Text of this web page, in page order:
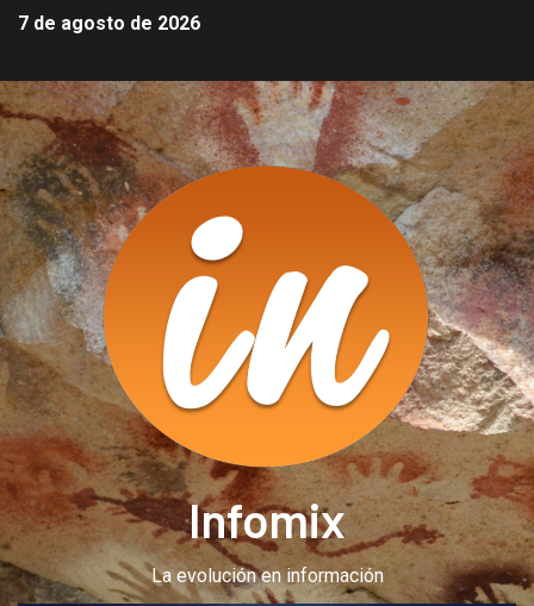
7 de agosto de 2026
Infomix
La evolución en información